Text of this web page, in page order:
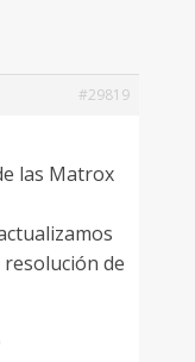
#29819
las Matrox
de